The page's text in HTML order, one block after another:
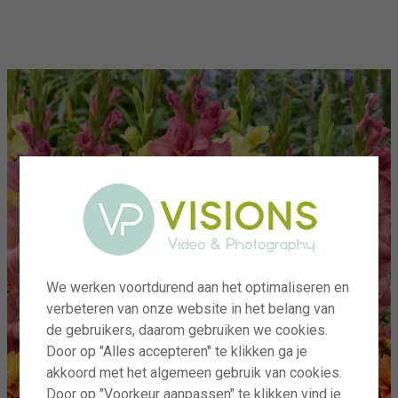
We werken voortdurend aan het optimaliseren en
verbeteren van onze website in het belang van
de gebruikers, daarom gebruiken we cookies.
Door op "Alles accepteren" te klikken ga je
akkoord met het algemeen gebruik van cookies.
Door op "Voorkeur aanpassen" te klikken vind je